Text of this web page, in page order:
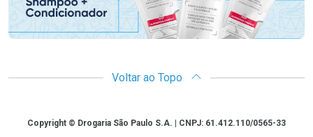
Voltar ao Topo
CopyrightCopyright © Drogaria São Paulo S.A. | CNPJ: 61.412.110/0565-33